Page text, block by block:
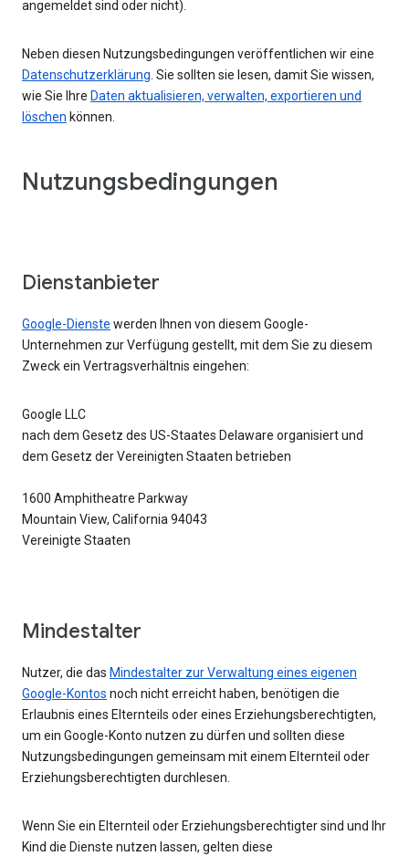
angemeldet sind oder nicht).
Neben diesen Nutzungsbedingungen veröffentlichen wir eine
Datenschutzerklärung . Sie sollten sie lesen, damit Sie wissen,
wie Sie Ihre Daten aktualisieren, verwalten, exportieren und
löschen können.
Nutzungsbedingungen
Dienstanbieter
Google-Dienste werden Ihnen von diesem Google-
Unternehmen zur Verfügung gestellt, mit dem Sie zu diesem
Zweck ein Vertragsverhältnis eingehen:
Google LLC
nach dem Gesetz des US-Staates Delaware organisiert und
dem Gesetz der Vereinigten Staaten betrieben
1600 Amphitheatre Parkway
Mountain View, California 94043
Vereinigte Staaten
Mindestalter
Nutzer, die das Mindestalter zur Verwaltung eines eigenen
Google-Kontos noch nicht erreicht haben, benötigen die
Erlaubnis eines Elternteils oder eines Erziehungsberechtigten,
um ein Google-Konto nutzen zu dürfen und sollten diese
Nutzungsbedingungen gemeinsam mit einem Elternteil oder
Erziehungsberechtigten durchlesen.
Wenn Sie ein Elternteil oder Erziehungsberechtigter sind und Ihr
Kind die Dienste nutzen lassen, gelten diese